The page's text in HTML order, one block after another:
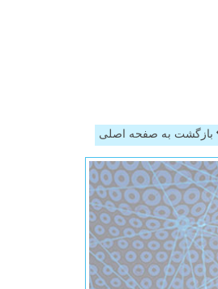
بازگشت به صفحه اصلی